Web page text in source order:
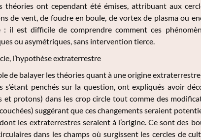
théories ont cependant été émises, attribuant aux
de vent, de foudre en boule, de vortex de plasma ou
: il est difficile de comprendre comment ces
ou asymétriques, sans intervention tierce.
l’hypothèse extraterrestre
de balayer les théories quant à une origine
s’étant penchés sur la question, ont expliqués avoir
et protons) dans les crop circle tout comme des
suggérant que ces changements seraient
les extraterrestres seraient à l’origine. Ce sont des
dans les champs où surgissent les cercles de